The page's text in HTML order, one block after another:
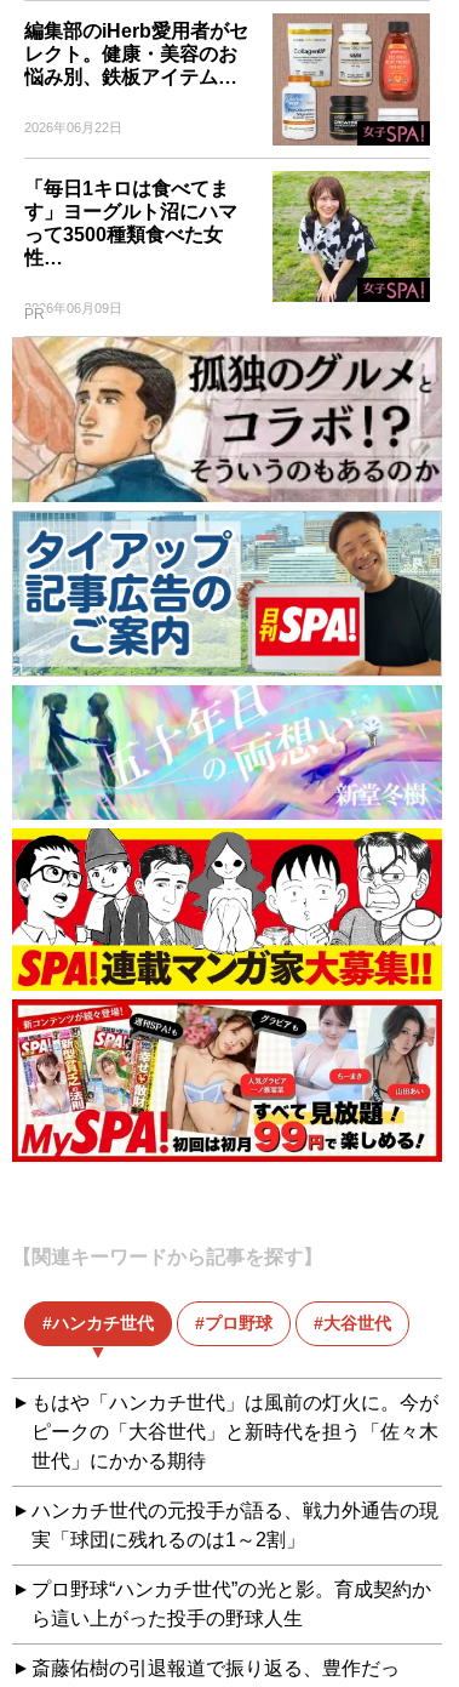
編集部のiHerb愛用者がセ
レクト。健康・美容のお
悩み別、鉄板アイテム…
2026年06月22日
「毎日1キロは食べてま
す」ヨーグルト沼にハマ
って3500種類食べた女
性…
2026年06月09日
PR
【関連キーワードから記事を探す】
ハンカチ世代 プロ野球 大谷世代
もはや「ハンカチ世代」は風前の灯火に。今が
ピークの「大谷世代」と新時代を担う「佐々木
世代」にかかる期待
ハンカチ世代の元投手が語る、戦力外通告の現
実「球団に残れるのは1～2割」
プロ野球“ハンカチ世代”の光と影。育成契約か
ら這い上がった投手の野球人生
斎藤佑樹の引退報道で振り返る、豊作だっ